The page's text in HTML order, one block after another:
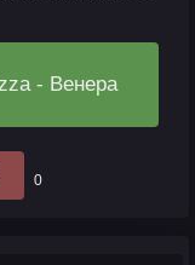
- Венера
0